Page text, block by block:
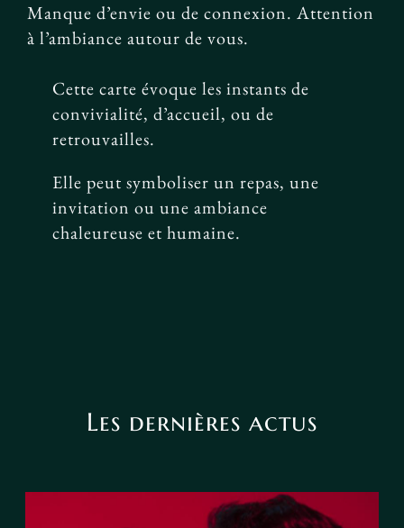
Manque d’envie ou de connexion. Attention
à l’ambiance autour de vous.
Cette carte évoque les instants de
convivialité, d’accueil, ou de
retrouvailles.
Elle peut symboliser un repas, une
invitation ou une ambiance
chaleureuse et humaine.
Les dernières actus